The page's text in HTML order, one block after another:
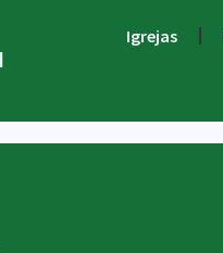
Igrejas